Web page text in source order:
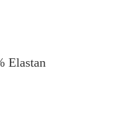
Elastan